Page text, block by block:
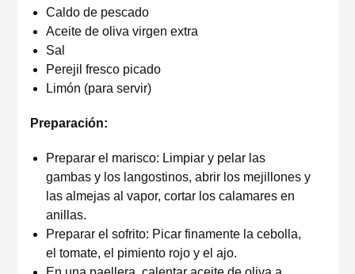
Caldo de pescado
Aceite de oliva virgen extra
Sal
Perejil fresco picado
Limón (para servir)
Preparación:
Preparar el marisco: Limpiar y pelar las
gambas y los langostinos, abrir los mejillones y
las almejas al vapor, cortar los calamares en
anillas.
Preparar el sofrito: Picar finamente la cebolla,
el tomate, el pimiento rojo y el ajo.